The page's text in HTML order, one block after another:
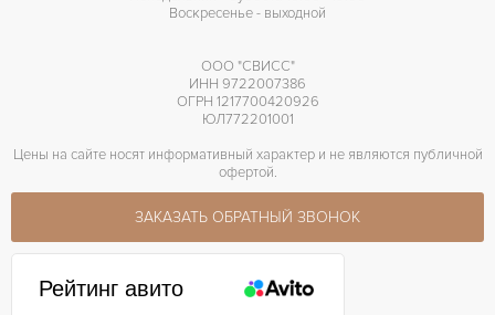
Воскресенье - выходной
ООО "СВИСС"
ИНН 9722007386
ОГРН 1217700420926
ЮЛ772201001
Цены на сайте носят информативный характер и не являются публичной
офертой.
ЗАКАЗАТЬ ОБРАТНЫЙ ЗВОНОК
Рейтинг авито